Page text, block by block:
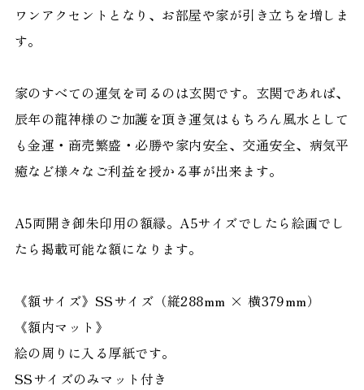
ワンアクセントとなり、お部屋や家が引き立ちを増しま
す。
家のすべての運気を司るのは玄関です。玄関であれば、
辰年の龍神様のご加護を頂き運気はもちろん風水として
も金運・商売繁盛・必勝や家内安全、交通安全、病気平
癒など様々なご利益を授かる事が出来ます。
A5両開き御朱印用の額縁。A5サイズでしたら絵画でし
たら掲載可能な額になります。
《額サイズ》SSサイズ（縦288mm × 横379mm）
《額内マット》
絵の周りに入る厚紙です。
SSサイズのみマット付き